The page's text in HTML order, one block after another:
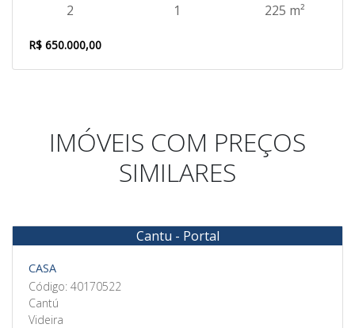
2 1 225 m²
R$ 650.000,00
IMÓVEIS COM PREÇOS
SIMILARES
Venda
Cantu - Portal
CASA
Código: 40170522
Cantú
Videira